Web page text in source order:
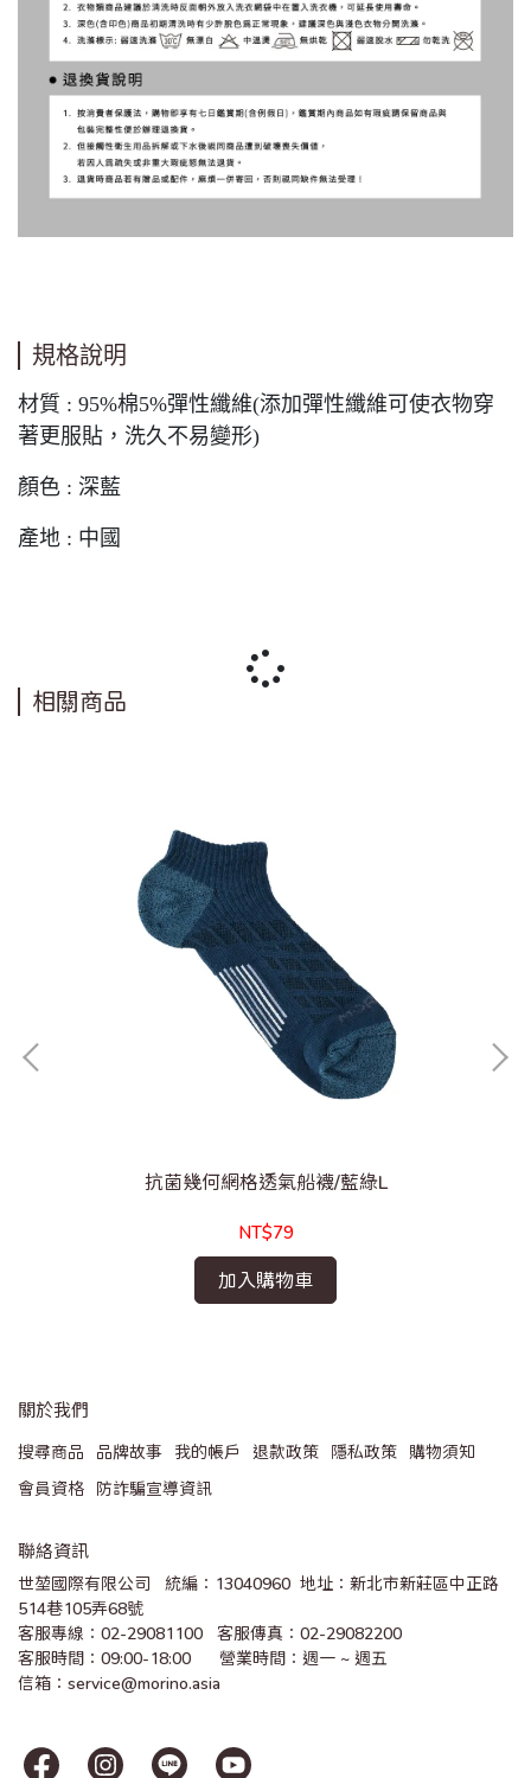
規格說明
材質 : 95%棉5%彈性纖維(添加彈性纖維可使衣物穿
著更服貼，洗久不易變形)
顏色 : 深藍
產地 : 中國
相關商品
抗菌幾何網格透氣船襪/藍綠L
NT$79
加入購物車
關於我們
搜尋商品 品牌故事 我的帳戶 退款政策 隱私政策
購物須知
會員資格
防詐騙宣導資訊
聯絡資訊
世堃國際有限公司   統編：13040960  地址：新北市新莊區中正路
514巷105弄68號
客服專線：02-29081100   客服傳真：02-29082200
客服時間：09:00-18:00      營業時間：週一 ~ 週五
信箱：service@morino.asia